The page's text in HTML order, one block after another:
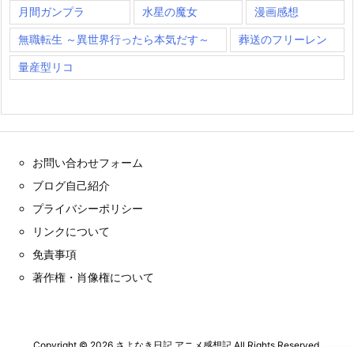
月間ガンプラ 水星の魔女 漫画感想
無職転生 ～異世界行ったら本気だす～ 葬送のフリーレン
量産型リコ
お問い合わせフォーム
ブログ自己紹介
プライバシーポリシー
リンクについて
免責事項
著作権・肖像権について